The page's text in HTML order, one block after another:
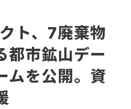
ト、7廃棄物
都市鉱山デー
ムを公開。資